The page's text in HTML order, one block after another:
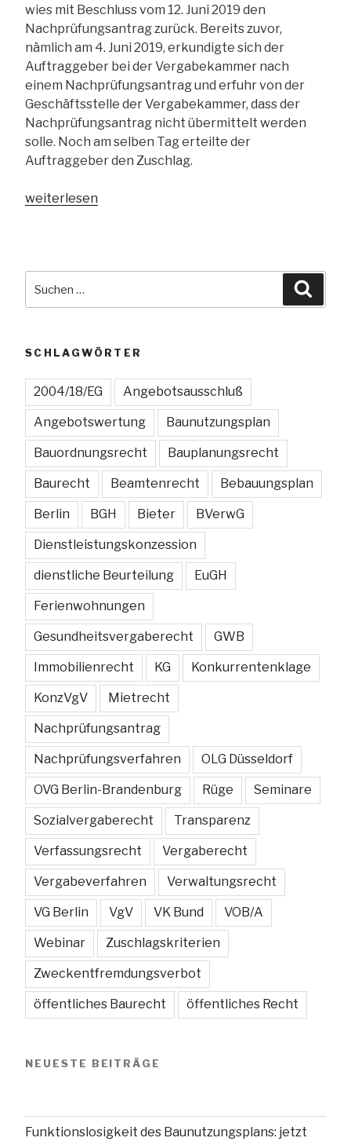
wies mit Beschluss vom 12. Juni 2019 den
Nachprüfungsantrag zurück. Bereits zuvor,
nämlich am 4. Juni 2019, erkundigte sich der
Auftraggeber bei der Vergabekammer nach
einem Nachprüfungsantrag und erfuhr von der
Geschäftsstelle der Vergabekammer, dass der
Nachprüfungsantrag nicht übermittelt werden
solle. Noch am selben Tag erteilte der
Auftraggeber den Zuschlag.
„Zuschlagsverbot
bei
Kenntnis
von
Nachprüfungsantrag?“
weiterlesen
nach:
SCHLAGWÖRTER
2004/18/EG Angebotsausschluß
Angebotswertung Baunutzungsplan
Bauordnungsrecht Bauplanungsrecht
Baurecht Beamtenrecht Bebauungsplan
Berlin BGH Bieter BVerwG
Dienstleistungskonzession
dienstliche Beurteilung EuGH
Ferienwohnungen
Gesundheitsvergaberecht GWB
Immobilienrecht KG Konkurrentenklage
KonzVgV Mietrecht
Nachprüfungsantrag
Nachprüfungsverfahren OLG Düsseldorf
OVG Berlin-Brandenburg Rüge Seminare
Sozialvergaberecht Transparenz
Verfassungsrecht Vergaberecht
Vergabeverfahren Verwaltungsrecht
VG Berlin VgV VK Bund VOB/A
Webinar Zuschlagskriterien
Zweckentfremdungsverbot
öffentliches Baurecht öffentliches Recht
NEUESTE BEITRÄGE
Funktionslosigkeit des Baunutzungsplans: jetzt